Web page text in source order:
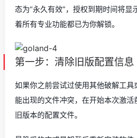
态为“永久有效”，授权到期时间将
着所有专业功能都已为你解锁。
第一步：清除旧版配置信息
如果你之前尝试过使用其他破解工
能出现的文件冲突，在开始本次激活
旧版本的配置文件。